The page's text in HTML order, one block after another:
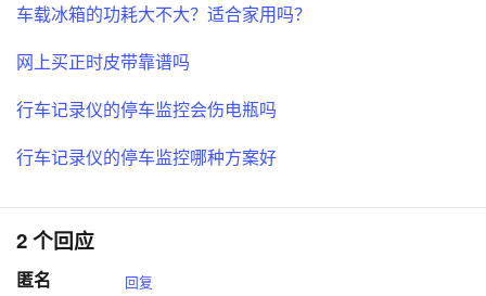
车载冰箱的功耗大不大？适合家用吗？
网上买正时皮带靠谱吗
行车记录仪的停车监控会伤电瓶吗
行车记录仪的停车监控哪种方案好
2 个回应
匿名 回复